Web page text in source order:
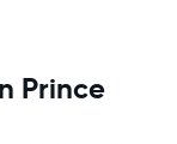
Prince